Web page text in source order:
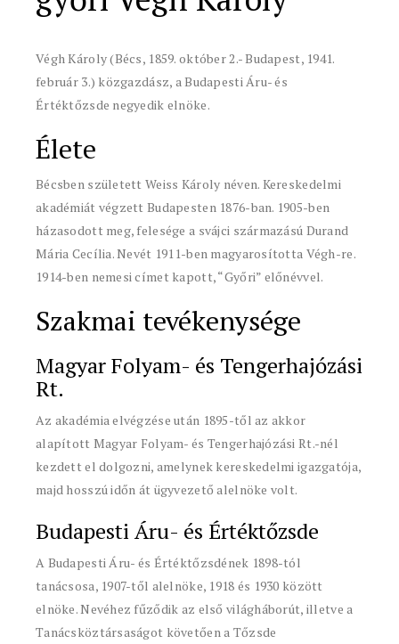
Végh Károly (Bécs, 1859. október 2.- Budapest, 1941.
február 3.) közgazdász, a Budapesti Áru- és
Értéktőzsde negyedik elnöke.
Élete
Bécsben született Weiss Károly néven. Kereskedelmi
akadémiát végzett Budapesten 1876-ban. 1905-ben
házasodott meg, felesége a svájci származású Durand
Mária Cecília. Nevét 1911-ben magyarosította Végh-re.
1914-ben nemesi címet kapott, “Győri” előnévvel.
Szakmai tevékenysége
Magyar Folyam- és Tengerhajózási
Rt.
Az akadémia elvégzése után 1895-től az akkor
alapított Magyar Folyam- és Tengerhajózási Rt.-nél
kezdett el dolgozni, amelynek kereskedelmi igazgatója,
majd hosszú időn át ügyvezető alelnöke volt.
Budapesti Áru- és Értéktőzsde
A Budapesti Áru- és Értéktőzsdének 1898-tól
tanácsosa, 1907-től alelnöke, 1918 és 1930 között
elnöke. Nevéhez fűződik az első világháborút, illetve a
Tanácsköztársaságot követően a Tőzsde